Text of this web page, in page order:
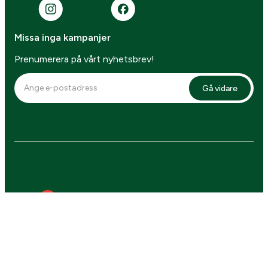
Missa inga kampanjer
Prenumerera på vårt nyhetsbrev!
Gå vidare